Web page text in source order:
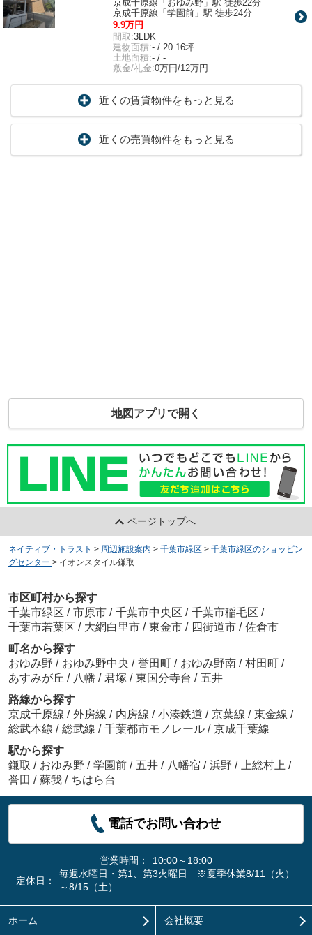
京成千原線「おゆみ野」駅 徒歩22分
京成千原線「学園前」駅 徒歩24分
9.9万円
間取:3LDK
建物面積:- / 20.16坪
土地面積:- / -
敷金/礼金:0万円/12万円
近くの賃貸物件をもっと見る
近くの売買物件をもっと見る
地図アプリで開く
ページトップへ
ネイティブ・トラスト > 周辺施設案内 > 千葉市緑区 > 千葉市緑区のショッピン
グセンター > イオンスタイル鎌取
市区町村から探す
千葉市緑区 / 市原市 / 千葉市中央区 / 千葉市稲毛区 /
千葉市若葉区 / 大網白里市 / 東金市 / 四街道市 / 佐倉市
町名から探す
おゆみ野 / おゆみ野中央 / 誉田町 / おゆみ野南 / 村田町 /
あすみが丘 / 八幡 / 君塚 / 東国分寺台 / 五井
路線から探す
京成千原線 / 外房線 / 内房線 / 小湊鉄道 / 京葉線 / 東金線 /
総武本線 / 総武線 / 千葉都市モノレール / 京成千葉線
駅から探す
鎌取 / おゆみ野 / 学園前 / 五井 / 八幡宿 / 浜野 / 上総村上 /
誉田 / 蘇我 / ちはら台
電話でお問い合わせ
営業時間：
10:00～18:00
定休日：
毎週水曜日・第1、第3火曜日 ※夏季休業8/11（火）
～8/15（土）
ホーム 会社概要